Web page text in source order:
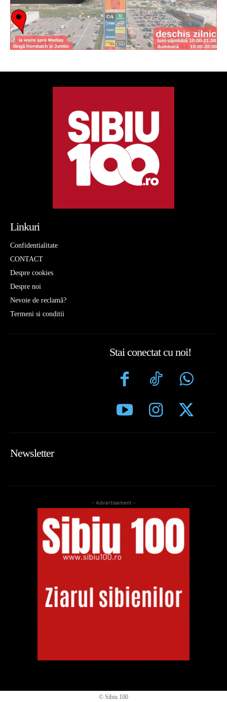
Linkuri
Confidentialitate
CONTACT
Despre cookies
Despre noi
Nevoie de reclamă?
Termeni si conditii
Stai conectat cu noi!
Newsletter
- Advertisement -
© Sibiu 100